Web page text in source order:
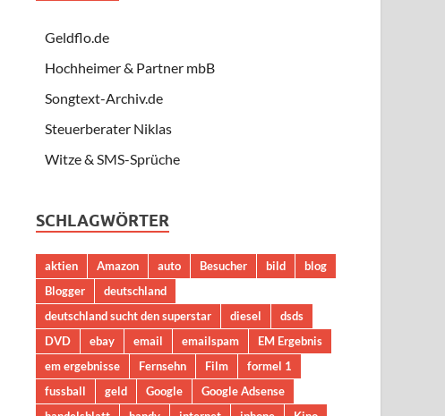
Geldflo.de
Hochheimer & Partner mbB
Songtext-Archiv.de
Steuerberater Niklas
Witze & SMS-Sprüche
SCHLAGWÖRTER
aktien Amazon auto Besucher bild
blog
Blogger
deutschland
deutschland sucht den superstar
diesel
dsds
DVD
ebay email emailspam
EM Ergebnis
em ergebnisse
Fernsehn Film
formel 1
fussball
geld Google
Google Adsense